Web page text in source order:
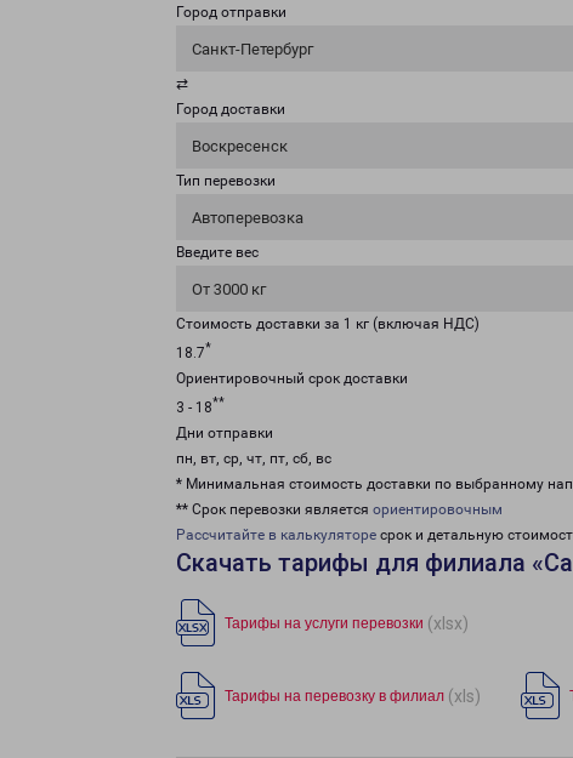
Город отправки
Санкт-Петербург
⇄
Город доставки
Воскресенск
Тип перевозки
Автоперевозка
Введите вес
От 3000 кг
Стоимость доставки за 1 кг (включая НДС)
18.7*
Ориентировочный срок доставки
3 - 18**
Дни отправки
пн, вт, ср, чт, пт, сб, вс
* Минимальная стоимость доставки по выбранному
** Срок перевозки является ориентировочным
Рассчитайте в калькуляторе срок и детальную
Скачать тарифы для филиала
Тарифы на услуги перевозки (xlsx)
Тарифы на перевозку в филиал (xls)